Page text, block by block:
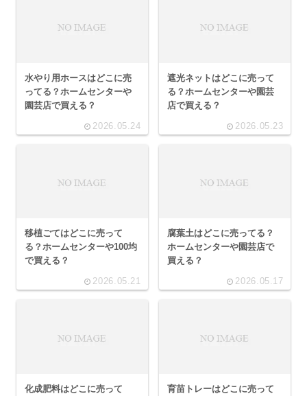
水やり用ホースはどこに売
ってる？ホームセンターや
園芸店で買える？
2026.05.24
遮光ネットはどこに売って
る？ホームセンターや園芸
店で買える？
2026.05.23
移植ごてはどこに売って
る？ホームセンターや100均
で買える？
2026.05.21
腐葉土はどこに売ってる？
ホームセンターや園芸店で
買える？
2026.05.17
化成肥料はどこに売って
育苗トレーはどこに売って